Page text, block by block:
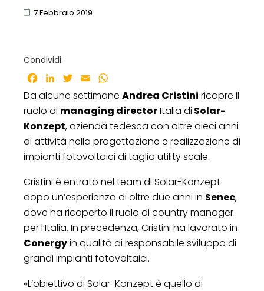
7 Febbraio 2019
Condividi:
Facebook
LinkedInTwitter
Email
Da alcune settimane Andrea Cristini ricopre il
ruolo di managing directorItalia di Solar-
Konzept, azienda tedesca con oltre dieci anni
di attività nella progettazione e realizzazione di
impianti fotovoltaici di taglia utility scale.
Cristini è entrato nel team di Solar-Konzept
dopo un’esperienza di oltre due anni in Senec,
dove ha ricoperto il ruolo di country manager
per l’Italia. In precedenza, Cristini ha lavorato in
Conergyin qualità di responsabile sviluppo di
grandi impianti fotovoltaici.
«L’obiettivo di Solar-Konzept è quello di